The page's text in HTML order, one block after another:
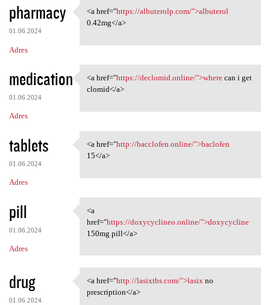
pharmacy
01.06.2024
Adres
<a href="https://albuterolp
<a href="https://albuterolp.com/">albuterol
0.42mg</a>
medication
01.06.2024
Adres
<a href="https://declomid
<a href="https://declomid.online/">wherecan i get
clomid</a>
tablets
01.06.2024
Adres
<a href="http://bacclofen
<a href="http://bacclofen.online/">baclofen
15</a>
pill
01.06.2024
Adres
<a href="https://doxycyclineo
<a
href="https://doxycyclineo.online/">doxycycline
150mg pill</a>
drug
01.06.2024
<a href="http://lasixtbs.com/
<a href="http://lasixtbs.com/">lasixno
prescription</a>